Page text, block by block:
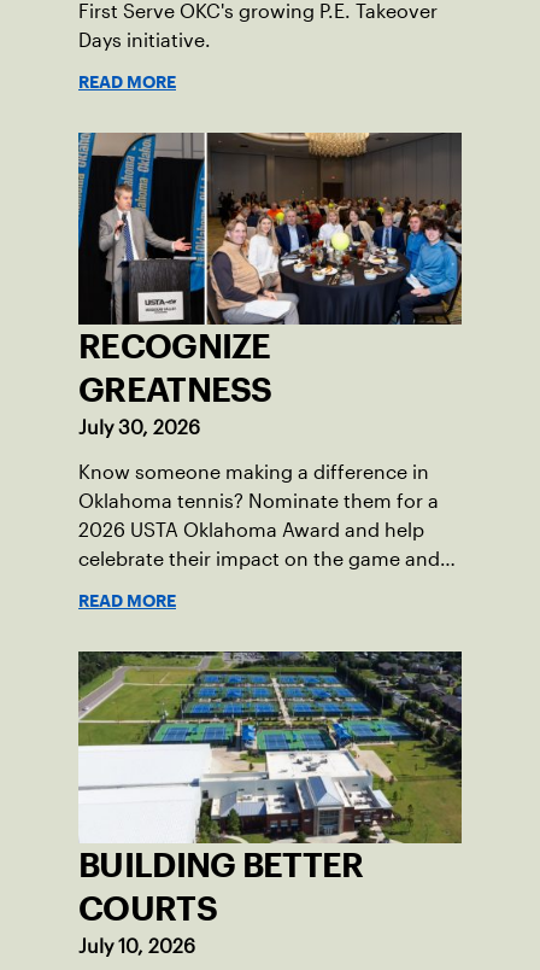
First Serve OKC's growing P.E. Takeover
Days initiative.
READ MORE
RECOGNIZE
GREATNESS
July 30, 2026
Know someone making a difference in
Oklahoma tennis? Nominate them for a
2026 USTA Oklahoma Award and help
celebrate their impact on the game and
READ MORE
BUILDING BETTER
COURTS
July 10, 2026